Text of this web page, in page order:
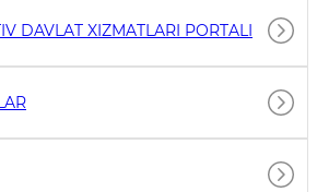
DAVLAT XIZMATLARI PORTALI